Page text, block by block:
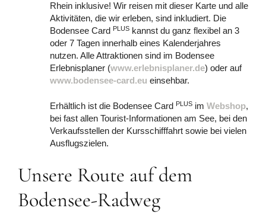
Rhein inklusive! Wir reisen mit dieser Karte und alle
Aktivitäten, die wir erleben, sind inkludiert. Die
Bodensee Card PLUS kannst du ganz flexibel an 3
oder 7 Tagen innerhalb eines Kalenderjahres
nutzen. Alle Attraktionen sind im Bodensee
Erlebnisplaner (www.erlebnisplaner.de) oder auf
www.bodensee-card.eu einsehbar.
Erhältlich ist die Bodensee Card PLUS im Webshop,
bei fast allen Tourist-Informationen am See, bei den
Verkaufsstellen der Kursschifffahrt sowie bei vielen
Ausflugszielen.
Unsere Route auf dem
Bodensee-Radweg